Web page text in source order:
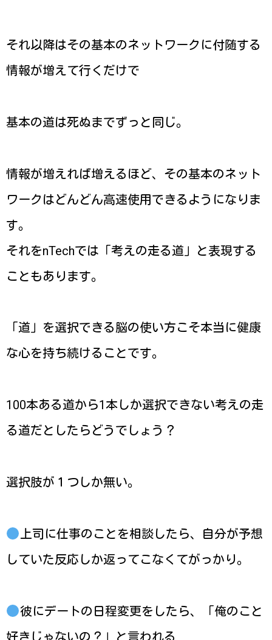
それ以降はその基本のネットワークに付随する
情報が増えて行くだけで
基本の道は死ぬまでずっと同じ。
情報が増えれば増えるほど、その基本のネット
ワークはどんどん高速使用できるようになりま
す。
それをnTechでは「考えの走る道」と表現する
こともあります。
「道」を選択できる脳の使い方こそ本当に健康
な心を持ち続けることです。
100本ある道から1本しか選択できない考えの走
る道だとしたらどうでしょう？
選択肢が１つしか無い。
上司に仕事のことを相談したら、自分が予想
していた反応しか返ってこなくてがっかり。
彼にデートの日程変更をしたら、「俺のこと
好きじゃないの？」と言われる